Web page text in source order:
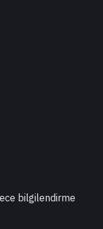
bilgilendirme